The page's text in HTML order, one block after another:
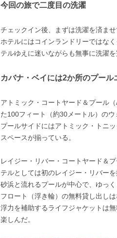
今回の旅で二度目の洗濯
チェックイン後、まずは洗濯を済ませ
ホテルにはコインランドリーではな
テルゆえに迷いながらも無事に洗濯を
カバナ・ベイには2か所のプール
アトミック・コートヤード＆プール
た100フィート（約30メートル）の
プールサイドにはアトミック・トニ
スペースが揃っている。
レイジー・リバー・コートヤード＆
テルとしては初のレイジー・リバーを
砂浜と流れるプールが中心で、ゆっ
フロート（浮き輪）の無料貸し出し
浮力を補助するライフジャケットは
楽しんだ。